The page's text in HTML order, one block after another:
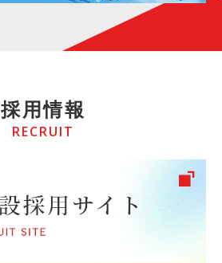
採用情報
RECRUIT